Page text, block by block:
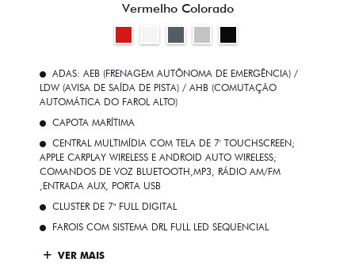
Vermelho Colorado
ADAS: AEB (FRENAGEM AUTÔNOMA DE EMERGÊNCIA) /
LDW (AVISA DE SAÍDA DE PISTA) / AHB (COMUTAÇÃO
AUTOMÁTICA DO FAROL ALTO)
CAPOTA MARÍTIMA
CENTRAL MULTIMÍDIA COM TELA DE 7' TOUCHSCREEN;
APPLE CARPLAY WIRELESS E ANDROID AUTO WIRELESS;
COMANDOS DE VOZ BLUETOOTH,MP3, RÁDIO AM/FM
,ENTRADA AUX, PORTA USB
CLUSTER DE 7" FULL DIGITAL
FAROIS COM SISTEMA DRL FULL LED SEQUENCIAL
VER MAIS